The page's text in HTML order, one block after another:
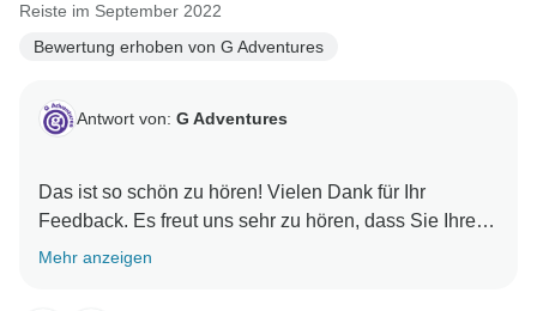
Reiste im September 2022
Bewertung erhoben von G Adventures
Antwort von: G Adventures
Das ist so schön zu hören! Vielen Dank für Ihr
Feedback. Es freut uns sehr zu hören, dass Sie Ihre
Mehr anzeigen